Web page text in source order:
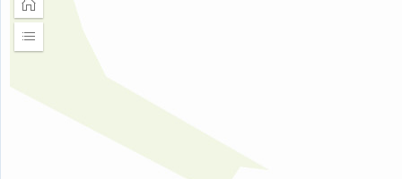
Головна
сторінка
Розширити